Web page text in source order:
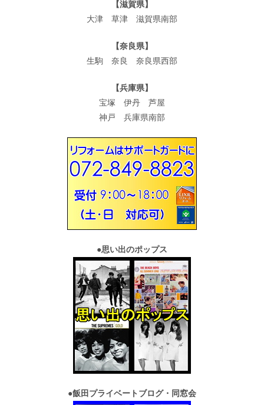
【滋賀県】
大津 草津 滋賀県南部
【奈良県】
生駒 奈良 奈良県西部
【兵庫県】
宝塚 伊丹 芦屋
神戸 兵庫県南部
●思い出のポップス
●飯田プライベートブログ・同窓会